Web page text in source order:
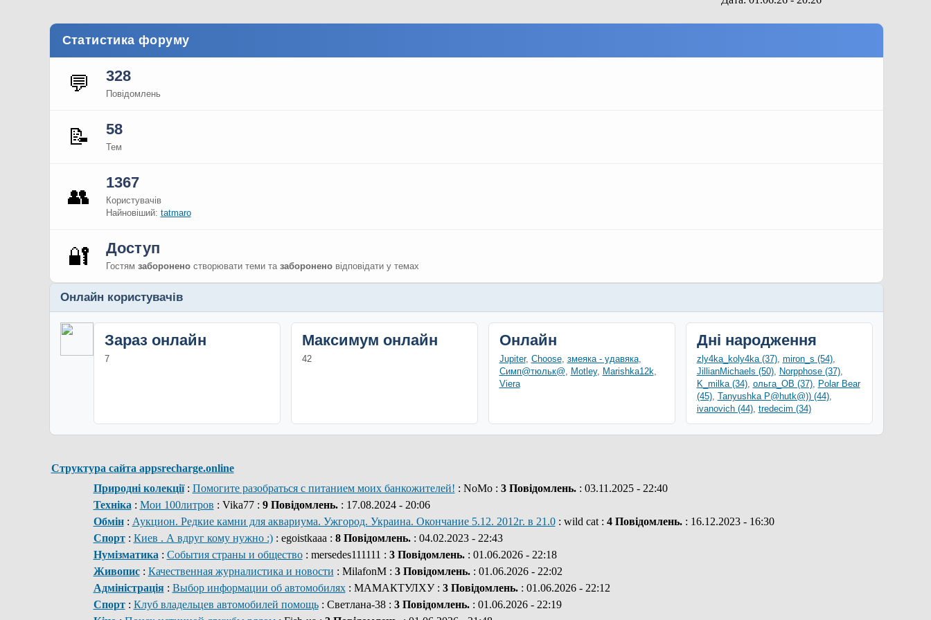
Статистика форуму
💬 328
Повідомлень
📝 58
Тем
👥
1367
Користувачів
Найновіший: tatmaro
🔐 Доступ
Гостям забороненостворювати теми та забороненовідповідати у темах
Онлайн користувачів
Зараз онлайн
7
Максимум онлайн
42
Онлайн
Jupiter, Choose, змеяка - удавяка,
Симп@тюльк@, Motley, Marishka12k,
Viera
Дні народження
zly4ka_koly4ka (37), miron_s (54),
JillianMichaels (50), Norpphose (37),
K_milka (34), ольга_ОВ (37), Polar Bear
(45), Tanyushka P@hutk@)) (44),
ivanovich (44), tredecim (34)
Структура сайта appsrecharge.online
Природні колекції: Помогите разобраться с питанием моих банкожителей! : NoMo : 3 Повідомлень.: 03.11.2025 - 22:40
Техніка : Мои 100литров : Vika77 : 9 Повідомлень.: 17.08.2024 - 20:06
Обмін: Аукцион. Редкие камни для аквариума. Ужгород. Украина. Окончание 5.12. 2012г. в 21.0: wild cat : 4 Повідомлень.: 16.12.2023 - 16:30
Спорт: Киев . А вдруг кому нужно :): egoistkaaa : 8 Повідомлень.: 04.02.2023 - 22:43
Нумізматика : События страны и общество: mersedes111111 : 3 Повідомлень.: 01.06.2026 - 22:18
Живопис: Качественная журналистика и новости : MilafonM : 3 Повідомлень.: 01.06.2026 - 22:02
Адміністрація: Выбор информации об автомобилях: МАМАКТУЛХУ : 3 Повідомлень.: 01.06.2026 - 22:12
Спорт: Клуб владельцев автомобилей помощь: Светлана-38 : 3 Повідомлень.: 01.06.2026 - 22:19